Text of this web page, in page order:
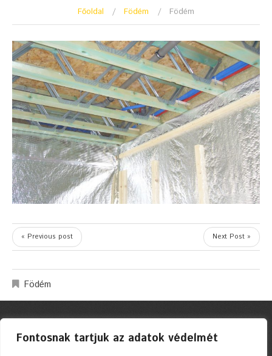
Fontosnak tartjuk az adatok védelmét
Főoldal Födém Födém
« Previous post Next Post »
Födém